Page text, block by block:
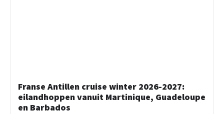
Franse Antillen cruise winter 2026-2027:
eilandhoppen vanuit Martinique, Guadeloupe
en Barbados